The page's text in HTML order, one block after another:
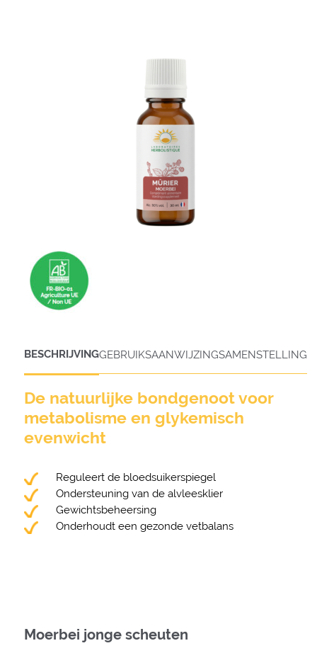
BESCHRIJVINGGEBRUIKSAANWIJZINGSAMENSTELLING
De natuurlijke bondgenoot voor
metabolisme en glykemisch
evenwicht
Reguleert de bloedsuikerspiegel
Ondersteuning van de alvleesklier
Gewichtsbeheersing
Onderhoudt een gezonde vetbalans
Moerbei jonge scheuten